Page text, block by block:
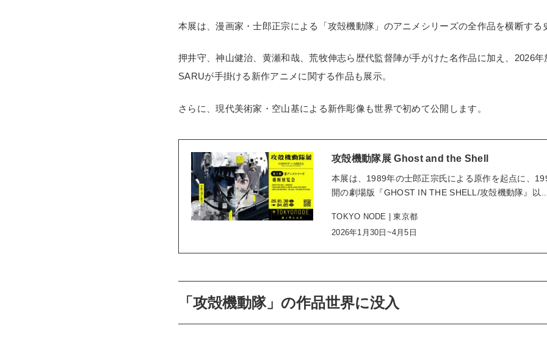
本展は、漫画家・士郎正宗による「攻殻機動隊」のアニメシリーズの全作品を横断する
押井守、神山健治、黄瀬和哉、荒牧伸志ら歴代監督陣が手がけた名作品に加え、2026
SARUが手掛ける新作アニメに関する作品も展示。
さらに、現代美術家・空山基による新作彫像も世界で初めて公開します。
攻殻機動隊展 Ghost and the Shell
本展は、1989年の士郎正宗氏による原作を起点に、
開の劇場版『GHOST IN THE SHELL/攻殻機動隊』以
TOKYO NODE | 東京都
2026年1月30日~4月5日
「攻殻機動隊」の作品世界に没入